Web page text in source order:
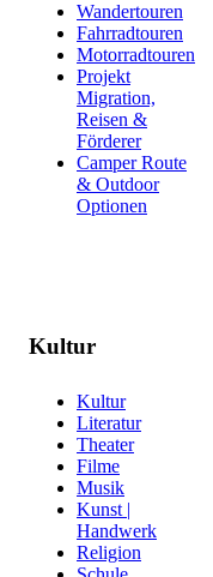
Wandertouren
Fahrradtouren
Motorradtouren
Projekt
Migration,
Reisen &
Förderer
Camper Route
& Outdoor
Optionen
Kultur
Kultur
Literatur
Theater
Filme
Musik
Kunst |
Handwerk
Religion